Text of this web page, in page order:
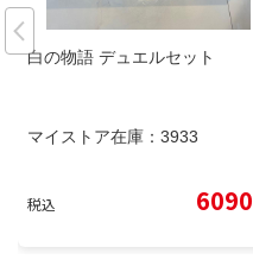
白の物語 デュエルセット
マイストア在庫： 3933
税込 6090